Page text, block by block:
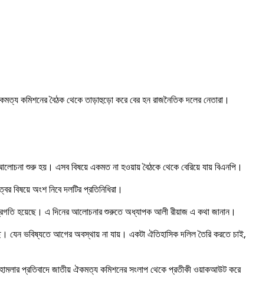
কমিশনের বৈঠক থেকে তাড়াহুড়ো করে বের হন রাজনৈতিক দলের নেতারা।
শুরু হয়। এসব বিষয়ে একমত না হওয়ায় বৈঠকে থেকে বেরিয়ে যায় বিএনপি।
অংশ নিবে দলটির প্রতিনিধিরা।
হয়েছে। এ দিনের আলোচনার শুরুতে অধ্যাপক আলী রীয়াজ এ কথা জানান।
যেন ভবিষ্যতে আগের অবস্থায় না যায়। একটা ঐতিহাসিক দলিল তৈরি করতে চাই,
প্রতিবাদে জাতীয় ঐকমত্য কমিশনের সংলাপ থেকে প্রতীকী ওয়াকআউট করে